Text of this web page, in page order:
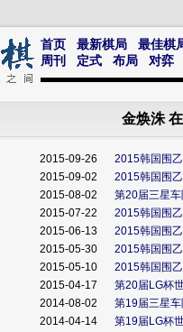
首页 最新棋局
最佳棋
周刊
定式 布局 对弈
金焕洙
2015-09-26
2015韩国围
2015-09-02
2015韩国围
2015-08-02
第20届三星
2015-07-22
2015韩国围
2015-06-13
2015韩国围
2015-05-30
2015韩国围
2015-05-10
2015韩国围
2015-04-17
第20届LG杯
2014-08-02
第19届三星
2014-04-14
第19届LG杯